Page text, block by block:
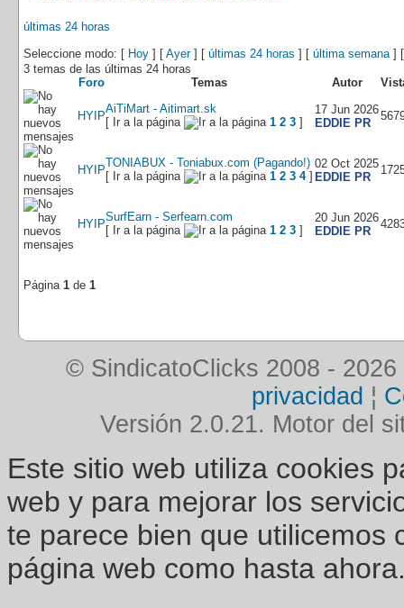
últimas 24 horas
Seleccione modo: [ Hoy ] [ Ayer] [ últimas 24 horas ] [ última semana]
3 temas de las últimas 24 horas
Foro
Temas Autor
HYIP
AiTiMart - Aitimart.sk
[ Ir a la página
1 2 3 ]
17 Jun 2026
EDDIE PR
HYIP
TONIABUX - Toniabux.com (Pagando!)
[ Ir a la página
1 2 3 4]
02 Oct 2025
EDDIE PR
HYIP
SurfEarn - Serfearn.com
[ Ir a la página
1 2 3 ]
20 Jun 2026
EDDIE PR
Página 1 de 1
© SindicatoClicks 2008 - 2026
privacidad ¦
Versión 2.0.21. Motor del
Este sitio web utiliza cookies
web y para mejorar los
te parece bien que utilicemos
página web como hasta